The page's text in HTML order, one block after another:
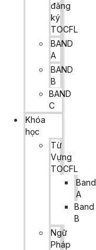
đăng
ký
TOCFL
BAND
A
BAND
B
BAND
C
Khóa
học
Từ
Vựng
TOCFL
Band
A
Band
B
Ngữ
Pháp